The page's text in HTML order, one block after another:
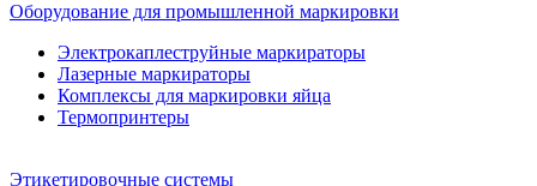
Оборудование для промышленной маркировки
Электрокаплеструйные маркираторы
Лазерные маркираторы
Комплексы для маркировки яйца
Термопринтеры
Этикетировочные системы